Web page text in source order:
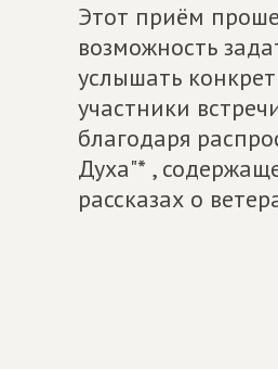
Этот приём
возможность
услышать
участники
благодаря
Духа"* ,
рассказах о